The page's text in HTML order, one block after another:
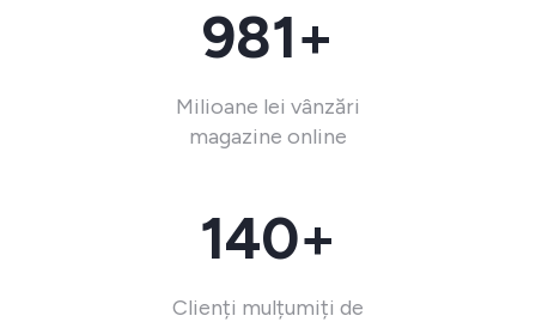
981+
Milioane lei vânzări
magazine online
140+
Clienți mulțumiți de